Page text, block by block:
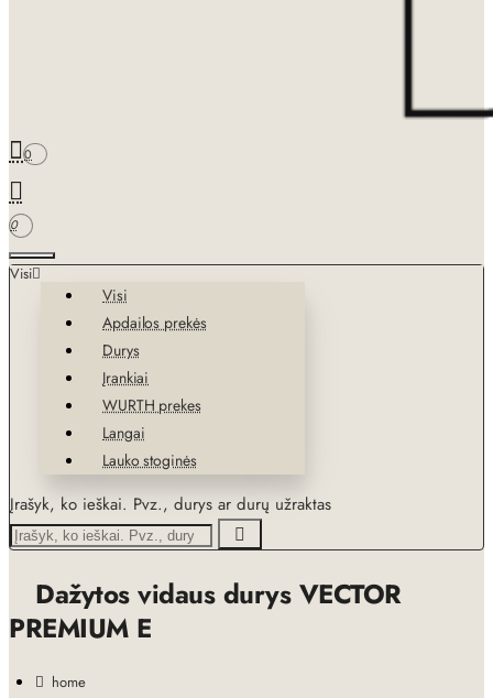
0
0
Visi
Visi
Apdailos prekės
Durys
Įrankiai
WURTH prekes
Langai
Lauko stoginės
Įrašyk, ko ieškai. Pvz., durys ar durų užraktas
Dažytos vidaus durys VECTOR
PREMIUM E
home